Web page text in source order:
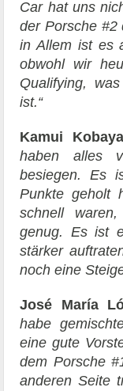
Car hat uns
der Porsche #2
in Allem ist es
obwohl wir
Qualifying,
ist.“
Kamui
haben alles
besiegen. Es
Punkte geholt
schnell
genug. Es ist
stärker
noch eine
José María
habe
eine gute
dem Porsche
anderen Seite